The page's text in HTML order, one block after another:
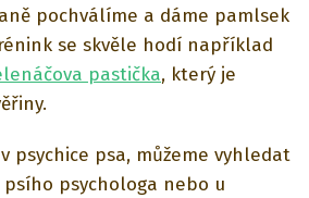
pochválíme a dáme pamlsek
se skvěle hodí například
pastička, který je
psychice psa, můžeme vyhledat
psychologa nebo u